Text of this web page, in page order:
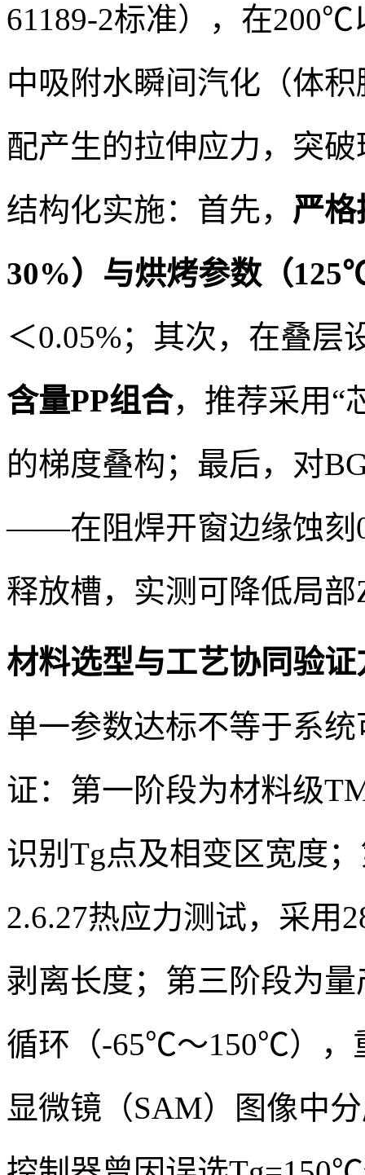
61189-2标准），在
中吸附水瞬间汽化（体
配产生的拉伸应力，突
结构化实施：首先， 严
30%）与烘烤参数（
＜0.05%；其次，在叠层
含量PP组合，推荐采用“
的梯度叠构；最后，对
——在阻焊开窗边缘蚀刻
释放槽，实测可降低局
材料选型与工艺协同验证
单一参数达标不等于系
证：第一阶段为材料级
识别Tg点及相变区宽度
2.6.27热应力测试，采用
剥离长度；第三阶段为量
循环（-65℃～150℃），
显微镜（SAM）图像中